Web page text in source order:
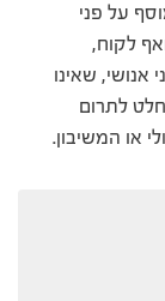
על פני
לקוח,
אנושי, שאינו
לתרום
או המשיבון.